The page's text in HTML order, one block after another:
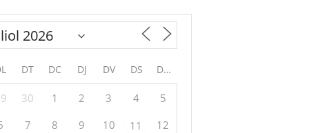
DT DC DJ DV DS DG
30 1 2 3 4
5
7 8 9 10 11
12